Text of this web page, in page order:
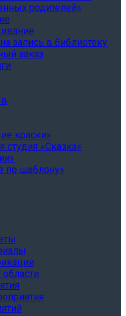
родителей»
запись в библиотеку
заказ
краски»
студия «Сказка»
по шаблону»